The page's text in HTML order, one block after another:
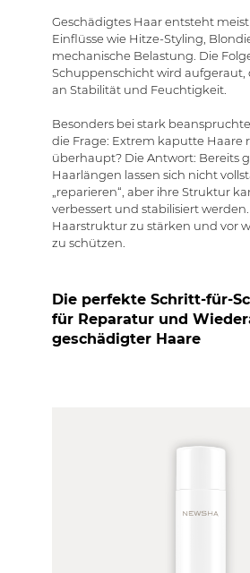
Geschädigtes Haar entsteht
Einflüsse wie Hitze-Styling,
mechanische Belastung. Die
Schuppenschicht wird aufgeraut,
an Stabilität und Feuchtigkeit.
Besonders bei stark
die Frage: Extrem kaputte Haare
überhaupt? Die Antwort: Bereits
Haarlängen lassen sich nicht
„reparieren“, aber ihre Struktur
verbessert und stabilisiert werden.
Haarstruktur zu stärken und vor
zu schützen.
Die perfekte Schritt-für-
für Reparatur und
geschädigter Haare